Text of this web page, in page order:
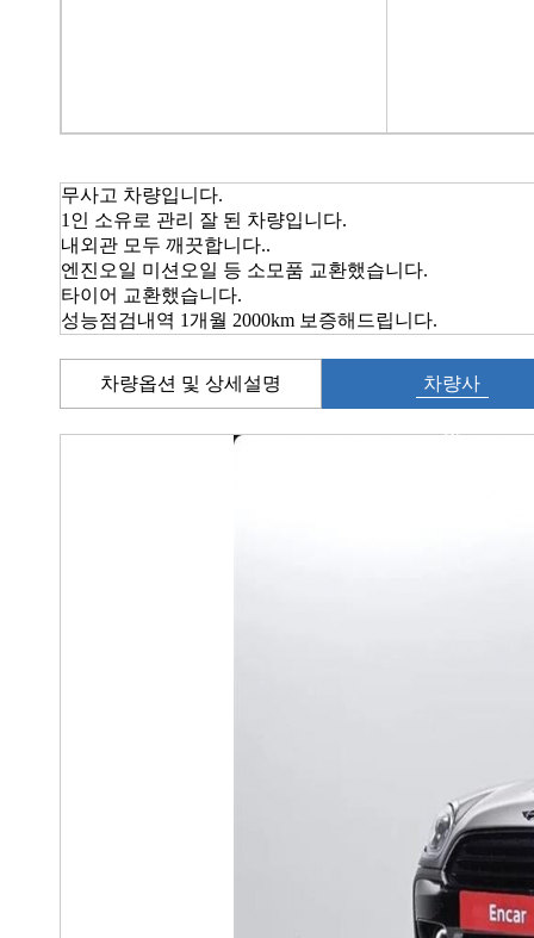
무사고 차량입니다.
1인 소유로 관리 잘 된 차량입니다.
내외관 모두 깨끗합니다..
엔진오일 미션오일 등 소모품 교환했습니다.
타이어 교환했습니다.
성능점검내역 1개월 2000km 보증해드립니다.
차량옵션 및 상세설명 차량사
진